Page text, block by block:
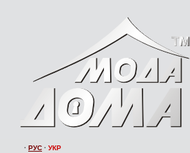
· РУС · УКР